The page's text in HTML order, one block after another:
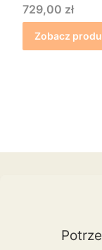
Cena
729,00 zł
Zobacz